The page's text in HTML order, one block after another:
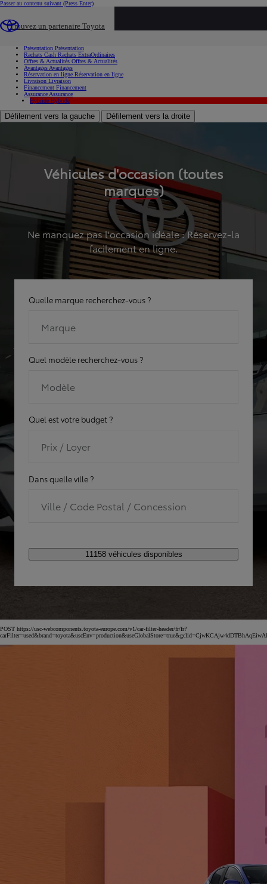
Passer au contenu suivant (Press Enter)
Trouvez un partenaire Toyota
Présentation Présentation
Rachats Cash Rachats ExtraOrdinaires
Offres & Actualités Offres & Actualités
Avantages Avantages
Réservation en ligne Réservation en ligne
Livraison Livraison
Financement Financement
Assurance Assurance
Hybride Hybride
Défilement vers la gauche Défilement vers la droite
Véhicules d'occasion (toutes
marques)
Ne manquez pas l'occasion idéale : Réservez-la
facilement en ligne.
Quelle marque recherchez-vous ?
Marque
Quel modèle recherchez-vous ?
Modèle
Quel est votre budget ?
Prix / Loyer
Dans quelle ville ?
Ville / Code Postal / Concession
11158 véhicules disponibles
POST https://usc-webcomponents.toyota-europe.com/v1/car-filter-header/fr/fr?